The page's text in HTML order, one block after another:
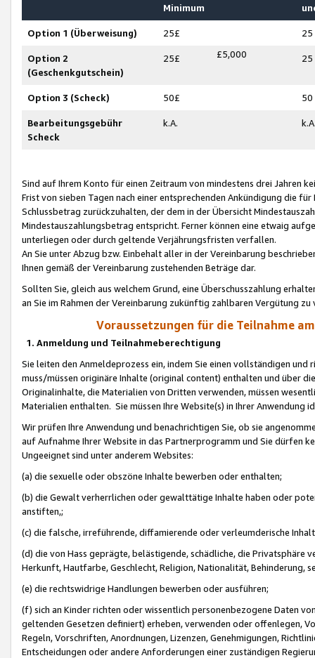
Minimum
Option 1 (Überweisung) 25£ 25
Option 2
(Geschenkgutschein)
25£ £5,000 25
Option 3 (Scheck) 50£ 50
Bearbeitungsgebühr
Scheck
k.A.
Sind auf Ihrem Konto für einen Zeitraum von mindestens drei Jahren
Frist von sieben Tagen nach einer entsprechenden Ankündigung die
Schlussbetrag zurückzuhalten, der dem in der Übersicht
Mindestauszahlungsbetrag entspricht. Ferner können eine etwaig
unterliegen oder durch geltende Verjährungsfristen verfallen.
An Sie unter Abzug bzw. Einbehalt aller in der Vereinbarung
Ihnen gemäß der Vereinbarung zustehenden Beträge dar.
Sollten Sie, gleich aus welchem Grund, eine Überschusszahlung
an Sie im Rahmen der Vereinbarung zukünftig zahlbaren Vergütung zu
Voraussetzungen für die Teilnahme
1. Anmeldung und Teilnahmeberechtigung
Sie leiten den Anmeldeprozess ein, indem Sie einen vollständigen
muss/müssen originäre Inhalte (original content) enthalten und über
Originalinhalte, die Materialien von Dritten verwenden, müssen
Materialien enthalten. Sie müssen Ihre Website(s) in Ihrer Anwendung
Wir prüfen Ihre Anwendung und benachrichtigen Sie, ob sie
auf Aufnahme Ihrer Website in das Partnerprogramm und Sie dürfen
Ungeeignet sind unter anderem Websites:
(a) die sexuelle oder obszöne Inhalte bewerben oder enthalten;
(b) die Gewalt verherrlichen oder gewalttätige Inhalte haben oder
anstiften,;
(c) die falsche, irreführende, diffamierende oder verleumderische
(d) die von Hass geprägte, belästigende, schädliche, die Privatsphäre
Herkunft, Hautfarbe, Geschlecht, Religion, Nationalität, Behinderung,
(e) die rechtswidrige Handlungen bewerben oder ausführen;
(f) sich an Kinder richten oder wissentlich personenbezogene Daten
geltenden Gesetzen definiert) erheben, verwenden oder offenlegen,
Regeln, Vorschriften, Anordnungen, Lizenzen, Genehmigungen,
Entscheidungen oder andere Anforderungen einer zuständigen